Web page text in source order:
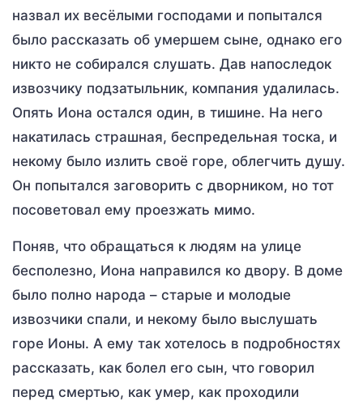
назвал их весёлыми господами и попытался
было рассказать об умершем сыне, однако его
никто не собирался слушать. Дав напоследок
извозчику подзатыльник, компания удалилась.
Опять Иона остался один, в тишине. На него
накатилась страшная, беспредельная тоска, и
некому было излить своё горе, облегчить душу.
Он попытался заговорить с дворником, но тот
посоветовал ему проезжать мимо.
Поняв, что обращаться к людям на улице
бесполезно, Иона направился ко двору. В доме
было полно народа – старые и молодые
извозчики спали, и некому было выслушать
горе Ионы. А ему так хотелось в подробностях
рассказать, как болел его сын, что говорил
перед смертью, как умер, как проходили